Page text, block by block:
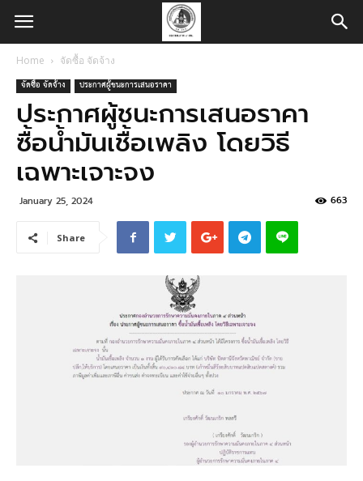
Home จัดซื้อ จัดจ้าง
จัดซื้อ จัดจ้าง ประกาศผู้ชนะการเสนอราคา
ประกาศผู้ชนะการเสนอราคา
ซื้อน้ำมันเชื้อเพลิง โดยวิธี
เฉพาะเจาะจง
January 25, 2024 663
Share